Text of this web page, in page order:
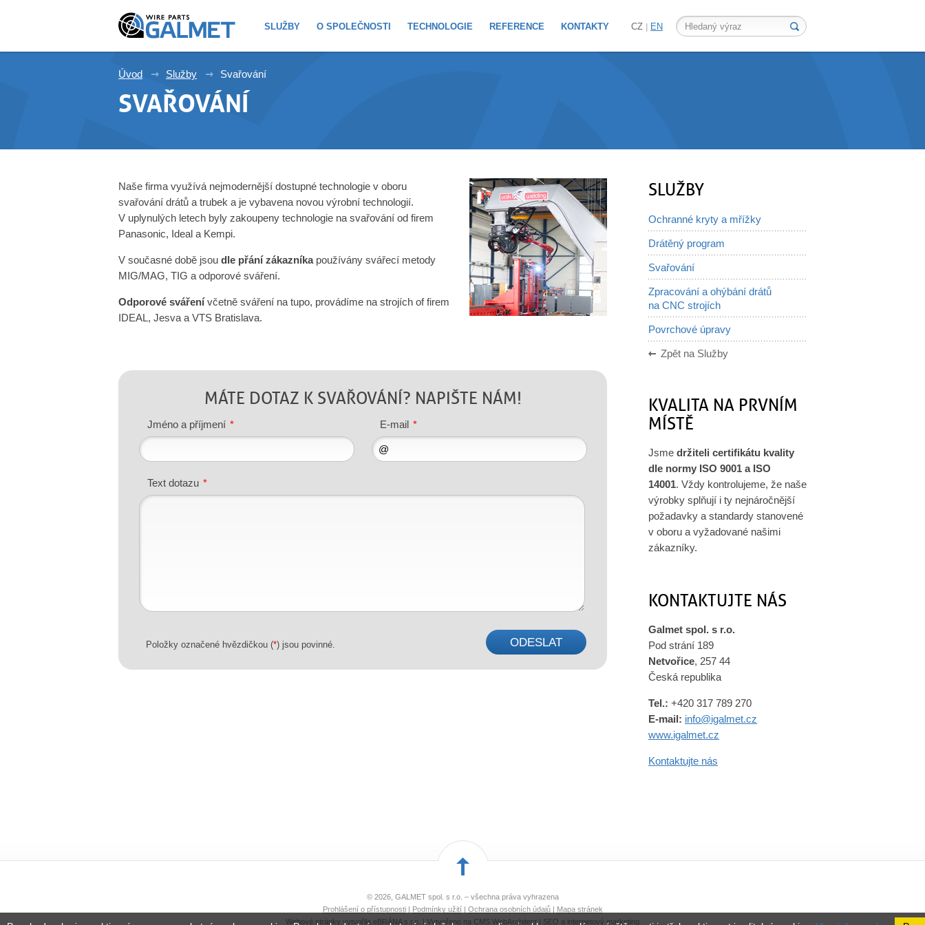
CZ EN
SLUŽBY O SPOLEČNOSTI TECHNOLOGIE REFERENCE KONTAKTY
Úvod Služby Svařování
SVAŘOVÁNÍ
Naše firma využívá nejmodernější dostupné technologie v oboru
svařování drátů a trubek a je vybavena novou výrobní technologií.
V uplynulých letech byly zakoupeny technologie na svařování od firem
Panasonic, Ideal a Kempi.
V současné době jsou dle přání zákazníkapoužívány svářecí metody
MIG/MAG, TIG a odporové sváření.
Odporové svářenívčetně sváření na tupo, provádíme na strojích of firem
IDEAL, Jesva a VTS Bratislava.
MÁTE DOTAZ K SVAŘOVÁNÍ? NAPIŠTE NÁM!
Jméno a příjmení * E-mail *
Text dotazu *
Položky označené hvězdičkou (*) jsou povinné.
SLUŽBY
Ochranné kryty a mřížky
Drátěný program
Svařování
Zpracování a ohýbání drátů
na CNC strojích
Povrchové úpravy
Zpět na Služby
KVALITA NA PRVNÍM
MÍSTĚ
Jsme držiteli certifikátu kvality
dle normy ISO 9001 a ISO
14001. Vždy kontrolujeme, že naše
výrobky splňují i ty nejnáročnější
požadavky a standardy stanovené
v oboru a vyžadované našimi
zákazníky.
KONTAKTUJTE NÁS
Galmet spol. s r.o.
Pod strání 189
Netvořice, 257 44
Česká republika
Tel.: +420 317 789 270
E-mail: info@igalmet.cz
www.igalmet.cz
Kontaktujte nás
© 2026, GALMET spol. s r.o. – všechna práva vyhrazena
Prohlášení o přístupnosti| Podmínky užití| Ochrana osobních údajů| Mapa stránek
Webové stránky vytvořila eBRÁNA s.r.o. | Vytvořeno na CMS WebArchitect| SEO a internetový marketing